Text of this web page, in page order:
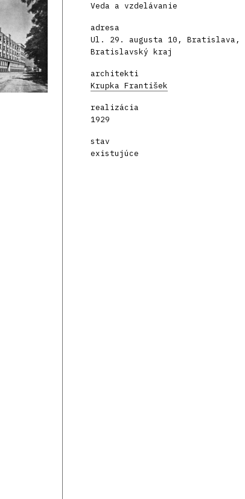
Veda a vzdelávanie
adresa
Ul. 29. augusta 10, Bratislava,
Bratislavský kraj
architekti
Krupka František
realizácia
1929
stav
existujúce